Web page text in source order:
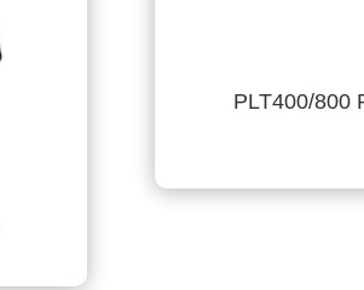
PLT400/800